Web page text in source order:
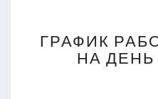
ГРАФИК
НА